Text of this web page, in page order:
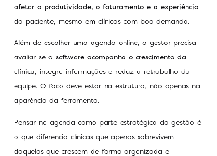
afetar a produtividade, o faturamento e a experiência
do paciente, mesmo em clínicas com boa demanda.
Além de escolher uma agenda online, o gestor precisa
avaliar se o software acompanha o crescimento da
clínica, integra informações e reduz o retrabalho da
equipe. O foco deve estar na estrutura, não apenas na
aparência da ferramenta.
Pensar na agenda como parte estratégica da gestão é
o que diferencia clínicas que apenas sobrevivem
daquelas que crescem de forma organizada e